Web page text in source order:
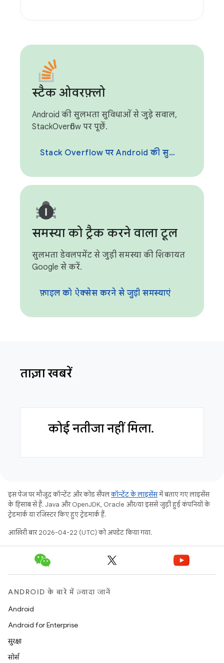
स्टैक ओवरफ़्लो
Android की सुलभता सुविधाओं से जुड़े सवाल,
StackOverflow पर पूछें.
Stack Overflow पर Android की सुलभता सुविधा
समस्या को ट्रैक करने वाला टूल
सुलभता डेवलपमेंट से जुड़ी समस्या की शिकायत
Google से करें.
फ़ाइल को ऐक्सेस करने से जुड़ी समस्याएं
ताज़ा खबरें
कोई नतीजा नहीं मिला.
इस पेज पर मौजूद कॉन्टेंट और कोड सैंपलकॉन्टेंट के लाइसेंसमें बताए गए लाइसेंस
के हिसाब से हैं. Java और OpenJDK, Oracle और/या इससे जुड़ी हुई कंपनियों के
ट्रेडमार्क या रजिस्टर किए हुए ट्रेडमार्क हैं.
आखिरी बार 2026-04-22 (UTC) को अपडेट किया गया.
ANDROID के बारे में ज़्यादा जानें
Android
Android for Enterprise
सुरक्षा
सोर्स